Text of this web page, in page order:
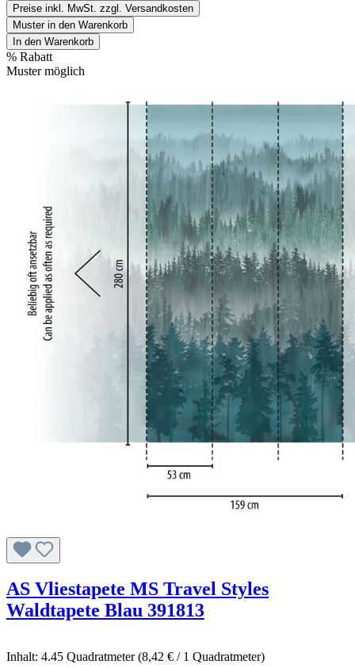
Preise inkl. MwSt. zzgl. Versandkosten
Muster in den Warenkorb
In den Warenkorb
% Rabatt
Muster möglich
AS Vliestapete MS Travel Styles
Waldtapete Blau 391813
Inhalt: 4.45 Quadratmeter(8,42 € / 1 Quadratmeter)